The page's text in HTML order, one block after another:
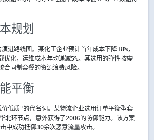
规划
进路线图。某化工企业预计首年成本下降18%，
优化，运维成本年均递减5%。其选用的弹性按需
合同制套餐的资源浪费风险。
平衡
低质"的代名词。某物流企业选用订单平衡型套
北环节点，意外获得了200G的防御能力。该方案
中成功抵御30余次恶意流量攻击。